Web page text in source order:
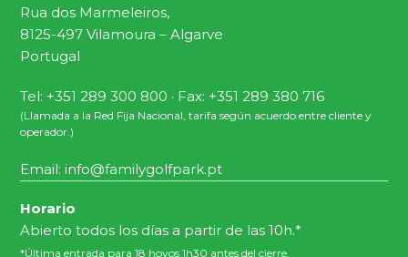
Rua dos Marmeleiros,
8125-497 Vilamoura – Algarve
Portugal
Tel: +351 289 300 800 · Fax: +351 289 380 716
(Llamada a la Red Fija Nacional, tarifa según acuerdo entre cliente y
operador.)
Email:info@familygolfpark.pt
Horario
Abierto todos los días a partir de las 10h.*
*Última entrada para 18 hoyos 1h30 antes del cierre.